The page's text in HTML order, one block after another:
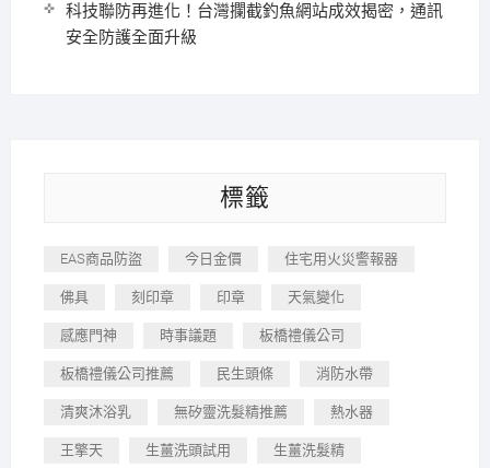
科技聯防再進化！台灣攔截釣魚網站成效揭密，通訊
安全防護全面升級
標籤
EAS商品防盜 今日金價 住宅用火災警報器
佛具 刻印章 印章 天氣變化
感應門神 時事議題 板橋禮儀公司
板橋禮儀公司推薦 民生頭條 消防水帶
清爽沐浴乳 無矽靈洗髮精推薦 熱水器
王擎天 生薑洗頭試用 生薑洗髮精